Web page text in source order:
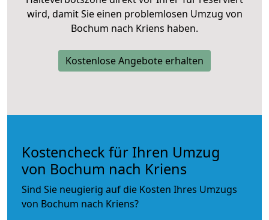
wird, damit Sie einen problemlosen Umzug von
Bochum nach Kriens haben.
Kostenlose Angebote erhalten
Kostencheck für Ihren Umzug
von Bochum nach Kriens
Sind Sie neugierig auf die Kosten Ihres Umzugs
von Bochum nach Kriens?